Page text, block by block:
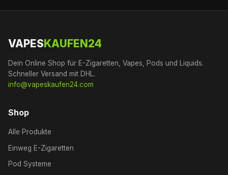
VAPES KAUFEN24
Dein Online Shop für E-Zigaretten, Vapes, Pods und Liquids.
Schneller Versand mit DHL.
info@vapeskaufen24.com
Shop
Alle Produkte
Einweg E-Zigaretten
Pod Systeme